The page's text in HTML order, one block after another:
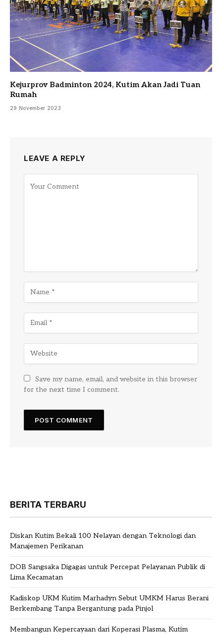
Kejurprov Badminton 2024, Kutim Akan Jadi Tuan
Rumah
29 November 2023
LEAVE A REPLY
Save my name, email, and website in this browser
for the next time I comment.
BERITA TERBARU
Diskan Kutim Bekali 100 Nelayan dengan Teknologi dan
Manajemen Perikanan
DOB Sangsaka Digagas untuk Percepat Pelayanan Publik di
Lima Kecamatan
Kadiskop UKM Kutim Marhadyn Sebut UMKM Harus Berani
Berkembang Tanpa Bergantung pada Pinjol
Membangun Kepercayaan dari Koperasi Plasma, Kutim